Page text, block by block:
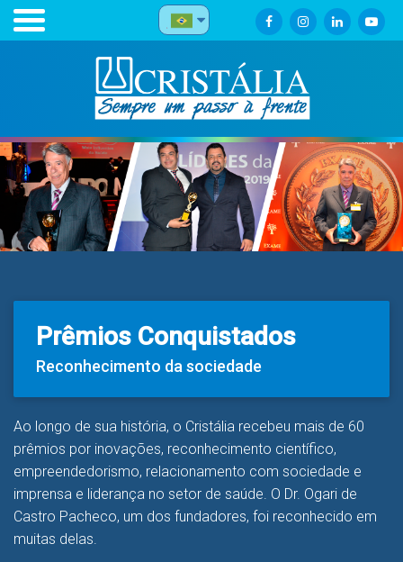
Prêmios Conquistados
Reconhecimento da sociedade
Ao longo de sua história, o Cristália recebeu mais de 60
prêmios por inovações, reconhecimento científico,
empreendedorismo, relacionamento com sociedade e
imprensa e liderança no setor de saúde. O Dr. Ogari de
Castro Pacheco, um dos fundadores, foi reconhecido em
muitas delas.